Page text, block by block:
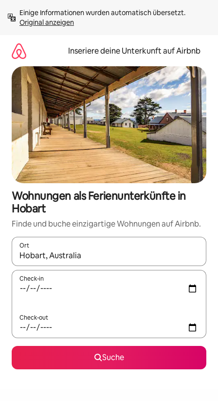
Inhalten
springenOriginal anzeigen
Inseriere deine Unterkunft auf Airbnb
Wohnungen als Ferienunterkünfte in
Hobart
Finde und buche einzigartige Wohnungen auf Airbnb.
Ort
Wenn Ergebnisse verfügbar sind, navigiere mit den
Check-in
Check-out
Suche